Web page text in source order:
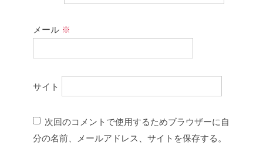
メール ※
サイト
次回のコメントで使用するためブラウザーに自
分の名前、メールアドレス、サイトを保存する。